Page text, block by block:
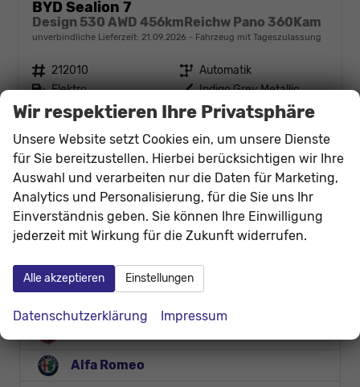
BYD Sealion 7
Design 530 AWD 456kmReichw Pano 360Kam
unverbindliche Lieferzeit: 21.09.2026 Fahrzeug mit Tageszulassung
Fahrzeugnr. 212010 Getriebe Automatik
Kraftstoff Elektro Außenfarbe Indigo Grey Metallic
Leistung 390 kW (530 PS) Kilometerstand 10 km
48.695,– €
incl. 19% MwSt.
Details
Stromverbrauch kombiniert: 21,40 kWh/100km
Elektrische Reichweite: 456 km
CO -Klasse: A
CO -Emissionen:0 g/km
Fahrzeugnr.
Alfa Romeo
Wir respektieren Ihre Privatsphäre
Unsere Website setzt Cookies ein, um unsere Dienste
für Sie bereitzustellen. Hierbei berücksichtigen wir Ihre
Auswahl und verarbeiten nur die Daten für Marketing,
Analytics und Personalisierung, für die Sie uns Ihr
Einverständnis geben. Sie können Ihre Einwilligung
jederzeit mit Wirkung für die Zukunft widerrufen.
Alle akzeptieren Einstellungen
Datenschutzerklärung Impressum